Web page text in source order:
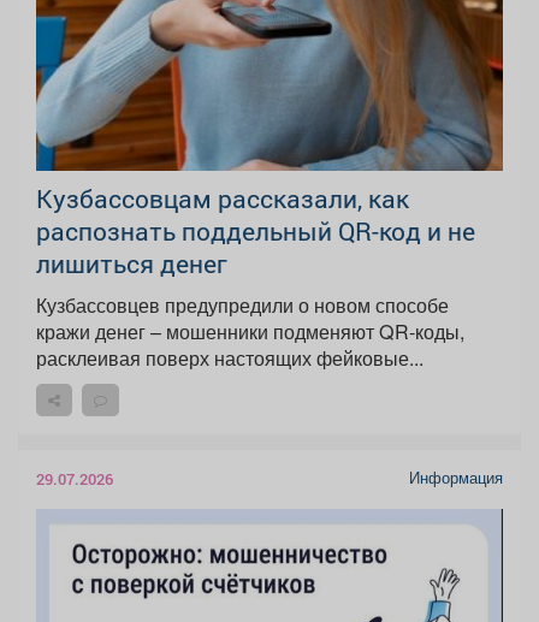
Кузбассовцам рассказали, как
распознать поддельный QR-код и не
лишиться денег
Кузбассовцев предупредили о новом способе
кражи денег – мошенники подменяют QR-коды,
расклеивая поверх настоящих фейковые...
29.07.2026 Информация